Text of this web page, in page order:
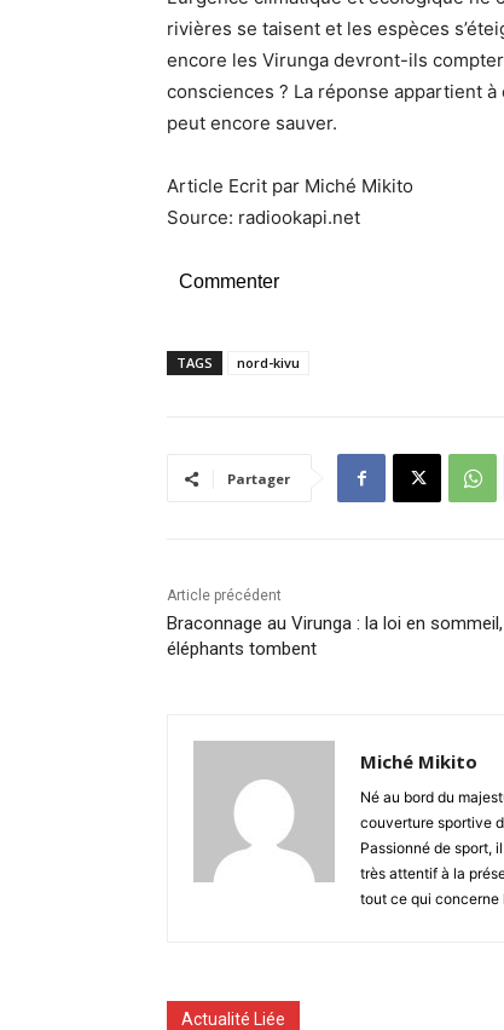
rivières se taisent et les espèces
encore les Virunga devront-ils
consciences ? La réponse appartient à
peut encore sauver.
Article Ecrit par Miché Mikito
Source: radiookapi.net
Commenter
TAGS nord-kivu
Partager
Article précédent
Braconnage au Virunga : la loi en
éléphants tombent
Miché Mikito
Né au bord du
couverture sportive
Passionné de sport,
très attentif à la
tout ce qui concerne
Actualité Liée